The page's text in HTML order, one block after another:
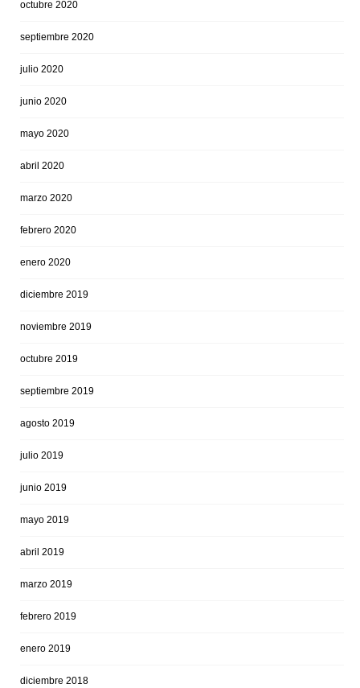
octubre 2020
septiembre 2020
julio 2020
junio 2020
mayo 2020
abril 2020
marzo 2020
febrero 2020
enero 2020
diciembre 2019
noviembre 2019
octubre 2019
septiembre 2019
agosto 2019
julio 2019
junio 2019
mayo 2019
abril 2019
marzo 2019
febrero 2019
enero 2019
diciembre 2018